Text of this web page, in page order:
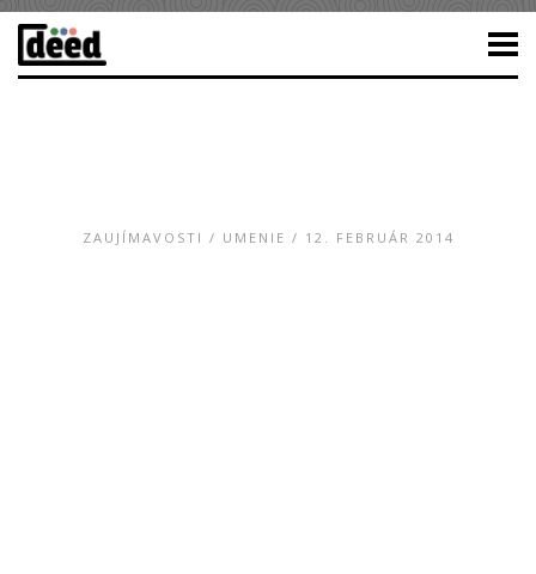
ZAUJÍMAVOSTI / UMENIE / 12. FEBRUÁR 2014